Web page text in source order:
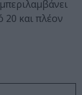
20 και πλέον